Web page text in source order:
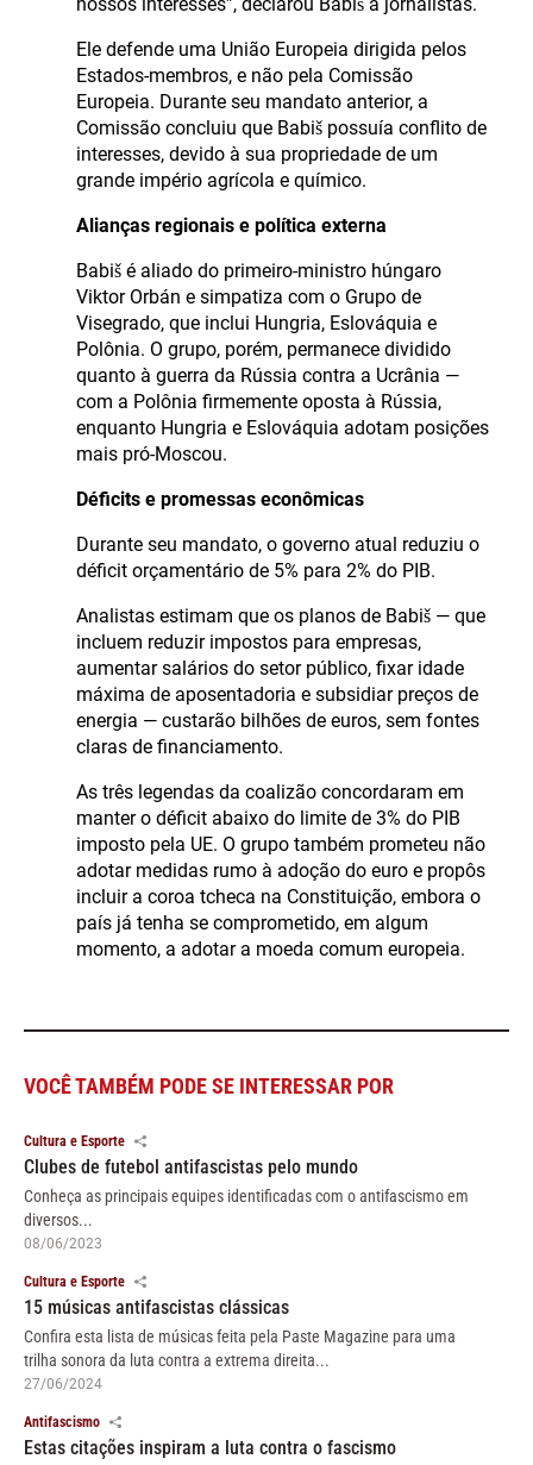
Ele defende uma União Europeia dirigida pelos
Estados-membros, e não pela Comissão
Europeia. Durante seu mandato anterior, a
Comissão concluiu que Babiš possuía conflito de
interesses, devido à sua propriedade de um
grande império agrícola e químico.
Alianças regionais e política externa
Babiš é aliado do primeiro-ministro húngaro
Viktor Orbán e simpatiza com o Grupo de
Visegrado, que inclui Hungria, Eslováquia e
Polônia. O grupo, porém, permanece dividido
quanto à guerra da Rússia contra a Ucrânia —
com a Polônia firmemente oposta à Rússia,
enquanto Hungria e Eslováquia adotam posições
mais pró-Moscou.
Déficits e promessas econômicas
Durante seu mandato, o governo atual reduziu o
déficit orçamentário de 5% para 2% do PIB.
Analistas estimam que os planos de Babiš — que
incluem reduzir impostos para empresas,
aumentar salários do setor público, fixar idade
máxima de aposentadoria e subsidiar preços de
energia — custarão bilhões de euros, sem fontes
claras de financiamento.
As três legendas da coalizão concordaram em
manter o déficit abaixo do limite de 3% do PIB
imposto pela UE. O grupo também prometeu não
adotar medidas rumo à adoção do euro e propôs
incluir a coroa tcheca na Constituição, embora o
país já tenha se comprometido, em algum
momento, a adotar a moeda comum europeia.
VOCÊ TAMBÉM PODE SE INTERESSAR POR
Cultura e Esporte
Clubes de futebol antifascistas pelo mundo
Conheça as principais equipes identificadas com o antifascismo em
diversos...
08/06/2023
Cultura e Esporte
15 músicas antifascistas clássicas
Confira esta lista de músicas feita pela Paste Magazine para uma
trilha sonora da luta contra a extrema direita...
27/06/2024
Antifascismo
Estas citações inspiram a luta contra o fascismo